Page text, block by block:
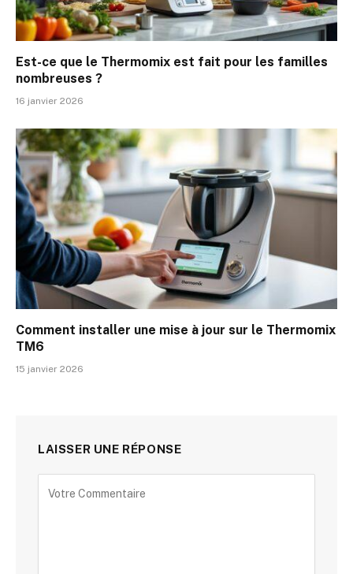
Est-ce que le Thermomix est fait pour les familles
nombreuses ?
16 janvier 2026
Comment installer une mise à jour sur le Thermomix
TM6
15 janvier 2026
LAISSER UNE RÉPONSE